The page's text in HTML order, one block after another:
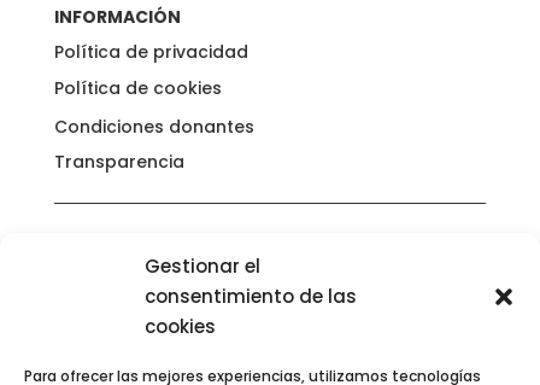
Gestionar el
consentimiento de las
cookies
Para ofrecer las mejores experiencias, utilizamos tecnologías
INFORMACIÓN
Política de privacidad
Política de cookies
Condiciones donantes
Transparencia